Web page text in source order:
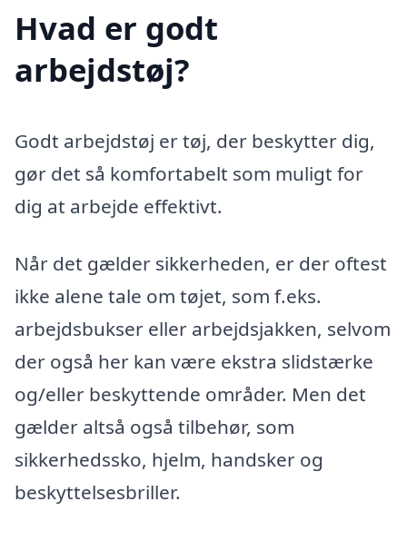
Hvad er godt
arbejdstøj?
Godt arbejdstøj er tøj, der beskytter dig,
gør det så komfortabelt som muligt for
dig at arbejde effektivt.
Når det gælder sikkerheden, er der oftest
ikke alene tale om tøjet, som f.eks.
arbejdsbukser eller arbejdsjakken, selvom
der også her kan være ekstra slidstærke
og/eller beskyttende områder. Men det
gælder altså også tilbehør, som
sikkerhedssko, hjelm, handsker og
beskyttelsesbriller.